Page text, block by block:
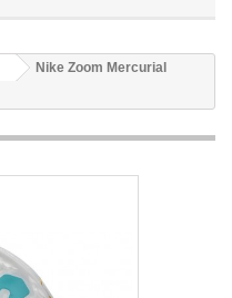
Nike Zoom Mercurial